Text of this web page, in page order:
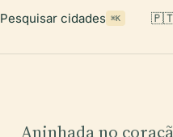
Pesquisar cidades ⌘K
Aninhada no